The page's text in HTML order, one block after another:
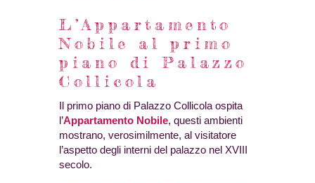
L’Appartamento
Nobile al primo
piano di Palazzo
Collicola
Il primo piano di Palazzo Collicola ospita
l’Appartamento Nobile, questi ambienti
mostrano, verosimilmente, al visitatore
l’aspetto degli interni del palazzo nel XVIII
secolo.